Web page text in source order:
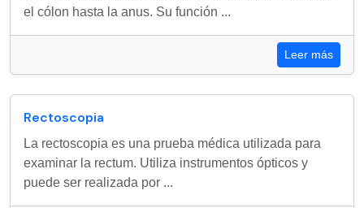
el cólon hasta la anus. Su función ...
Leer más
Rectoscopia
La rectoscopia es una prueba médica utilizada para
examinar la rectum. Utiliza instrumentos ópticos y
puede ser realizada por ...